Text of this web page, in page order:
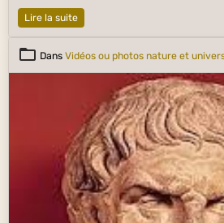
Lire la suite
Dans Vidéos ou photos nature et